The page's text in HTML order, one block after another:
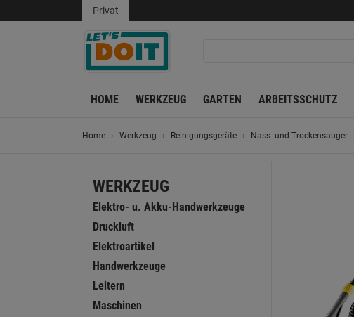
Privat
HOME WERKZEUG GARTEN ARBEITSSCHUTZ
Home Werkzeug Reinigungsgeräte Nass- und Trockensauger
WERKZEUG
Elektro- u. Akku-Handwerkzeuge
Druckluft
Elektroartikel
Handwerkzeuge
Leitern
Maschinen